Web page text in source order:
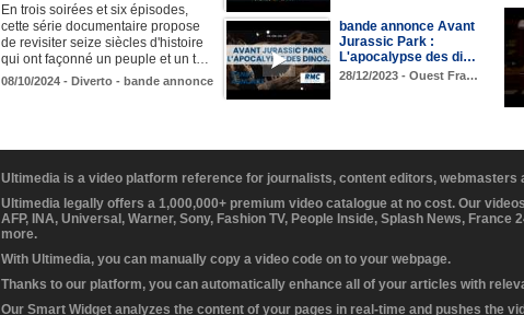
En trois soirées et six épisodes,
cette série documentaire propose
de revisiter seize siècles d'histoire
qui ont façonné un peuple et un t…
08/10/2024 - Diverto - bande annonce
bande annonce Avant
Jurassic Park :
L'apocalypse des di…
28/12/2023 - Ouest Fra…
Ultimedia is a video platform reference for journalists, content editors, webmasters
Ultimedia legally offers a 1,000,000+ premium video catalogue at no cost. Our
AFP, INA, Universal, Warner, Sony, Fashion TV, People Inside, Splash News, France
more.
With Ultimedia, you can manually copy a video code on to your webpage.
Thanks to our platform, you can automatically enhance all of your articles with
Our Smart Widget analyzes the content of your pages in real-time and pushes the